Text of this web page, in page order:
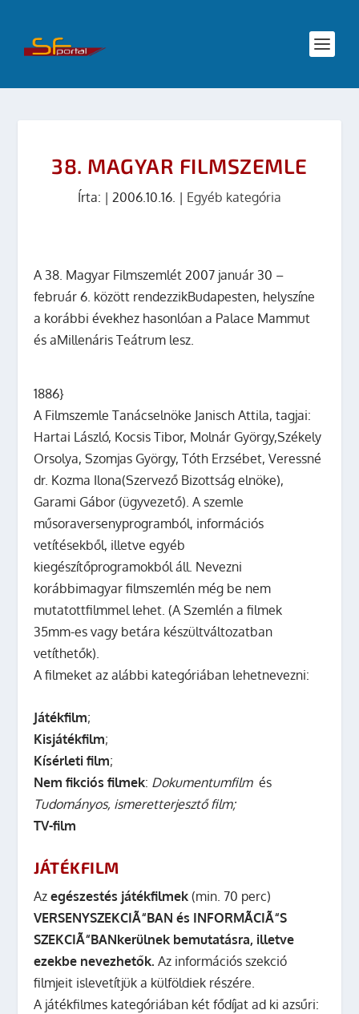
38. MAGYAR FILMSZEMLE
Írta: | 2006.10.16. | Egyéb kategória
A 38. Magyar Filmszemlét 2007 január 30 –
február 6. között rendezzikBudapesten, helyszíne
a korábbi évekhez hasonlóan a Palace Mammut
és aMillenáris Teátrum lesz.
1886}
A Filmszemle Tanácselnöke Janisch Attila, tagjai:
Hartai László, Kocsis Tibor, Molnár György,Székely
Orsolya, Szomjas György, Tóth Erzsébet, Veressné
dr. Kozma Ilona(Szervező Bizottság elnöke),
Garami Gábor (ügyvezető). A szemle
műsoraversenyprogramból, információs
vetítésekből, illetve egyéb
kiegészítőprogramokból áll. Nevezni
korábbimagyar filmszemlén még be nem
mutatottfilmmel lehet. (A Szemlén a filmek
35mm-es vagy betára készültváltozatban
vetíthetők).
A filmeket az alábbi kategóriában lehetnevezni:
Játékfilm;
Kisjátékfilm;
Kísérleti film;
Nem fikciós filmek: Dokumentumfilmés
Tudományos, ismeretterjesztő film;
TV-film
JÁTÉKFILM
Azegészestés játékfilmek (min. 70 perc)
VERSENYSZEKCIÃ“BAN és INFORMÃCIÃ“S
SZEKCIÃ“BANkerülnek bemutatásra, illetve
ezekbe nevezhetők.Az információs szekció
filmjeit islevetítjük a külföldiek részére.
A játékfilmes kategóriában két fődíjat ad ki azsűri: